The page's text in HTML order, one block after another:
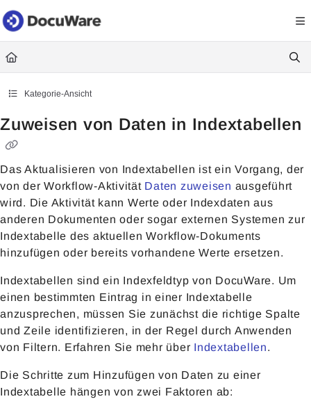
Documentation Index
Fetch the complete documentation index at: https://
Use this file to discover all available pages before exploring further.
Kategorie-Ansicht
Zuweisen von Daten in Indextabellen
Das Aktualisieren von Indextabellen ist ein Vorgang, der
von der Workflow-Aktivität Daten zuweisen ausgeführt
wird. Die Aktivität kann Werte oder Indexdaten aus
anderen Dokumenten oder sogar externen Systemen zur
Indextabelle des aktuellen Workflow-Dokuments
hinzufügen oder bereits vorhandene Werte ersetzen.
Indextabellen sind ein Indexfeldtyp von DocuWare. Um
einen bestimmten Eintrag in einer Indextabelle
anzusprechen, müssen Sie zunächst die richtige Spalte
und Zeile identifizieren, in der Regel durch Anwenden
von Filtern. Erfahren Sie mehr über Indextabellen.
Die Schritte zum Hinzufügen von Daten zu einer
Indextabelle hängen von zwei Faktoren ab: